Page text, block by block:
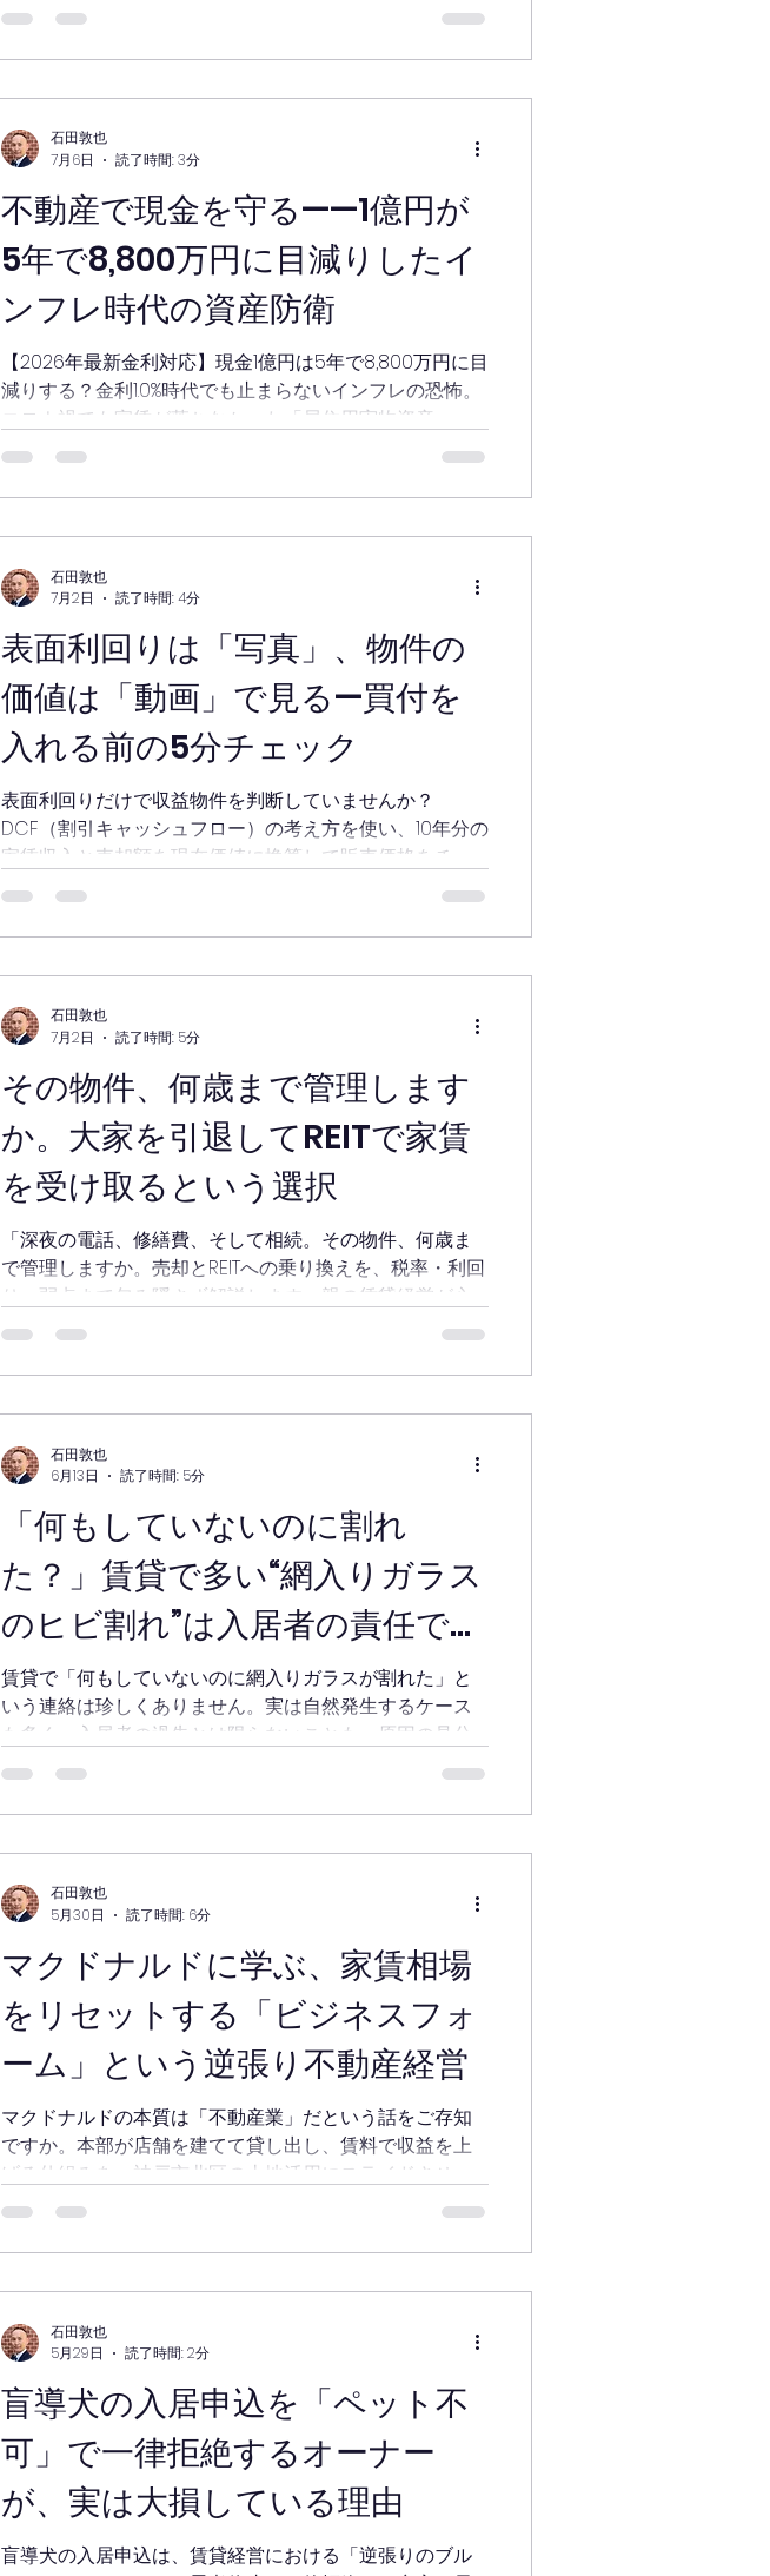
して評価するため、次の融資に影響する可能性も。中古
不動産で現金を守る——1億円が
5年で8,800万円に目減りしたイ
ンフレ時代の資産防衛
【2026年最新金利対応】現金1億円は5年で8,800万円に目
減りする？金利1.0%時代でも止まらないインフレの恐怖。
コロナ禍でも家賃が落ちなかった「居住用実物資産」へ
資産の一部を安全にスライドさせ、大切な資産を守り抜
石田敦也
7月6日
読了時間: 3分
表面利回りは「写真」、物件の
価値は「動画」で見る—買付を
入れる前の5分チェック
表面利回りだけで収益物件を判断していませんか？
DCF（割引キャッシュフロー）の考え方を使い、10年分の
家賃収入と売却額を現在価値に換算して販売価格をチェ
ック。収益物件の価格が妥当かを5分で診断できる無料チ
石田敦也
7月2日
読了時間: 4分
その物件、何歳まで管理します
か。大家を引退してREITで家賃
を受け取るという選択
「深夜の電話、修繕費、そして相続。その物件、何歳ま
で管理しますか。売却とREITへの乗り換えを、税率・利回
り・弱点まで包み隠さず解説します。親の賃貸経営が心
配なご家族にも。宅建士・相続診断士の現場目線。」
石田敦也
7月2日
読了時間: 5分
「何もしていないのに割れ
た？」賃貸で多い“網入りガラス
のヒビ割れ”は入居者の責任では
ないかもしれません｜神戸市の
実例
賃貸で「何もしていないのに網入りガラスが割れた」と
いう連絡は珍しくありません。実は自然発生するケース
も多く、入居者の過失とは限らないことも。原因の見分
け方や費用負担、神戸市北区での実例を管理会社目線で
石田敦也
6月13日
読了時間: 5分
マクドナルドに学ぶ、家賃相場
をリセットする「ビジネスフォ
ーム」という逆張り不動産経営
マクドナルドの本質は「不動産業」だという話をご存知
ですか。本部が店舗を建てて貸し出し、賃料で収益を上
げる仕組みを、神戸市北区の土地活用にスライドさせ
る。周辺の家賃相場にとらわれない「ビジネスフォー
石田敦也
5月30日
読了時間: 6分
盲導犬の入居申込を「ペット不
可」で一律拒絶するオーナー
が、実は大損している理由
盲導犬の入居申込は、賃貸経営における「逆張りのブル
石田敦也
5月29日
読了時間: 2分